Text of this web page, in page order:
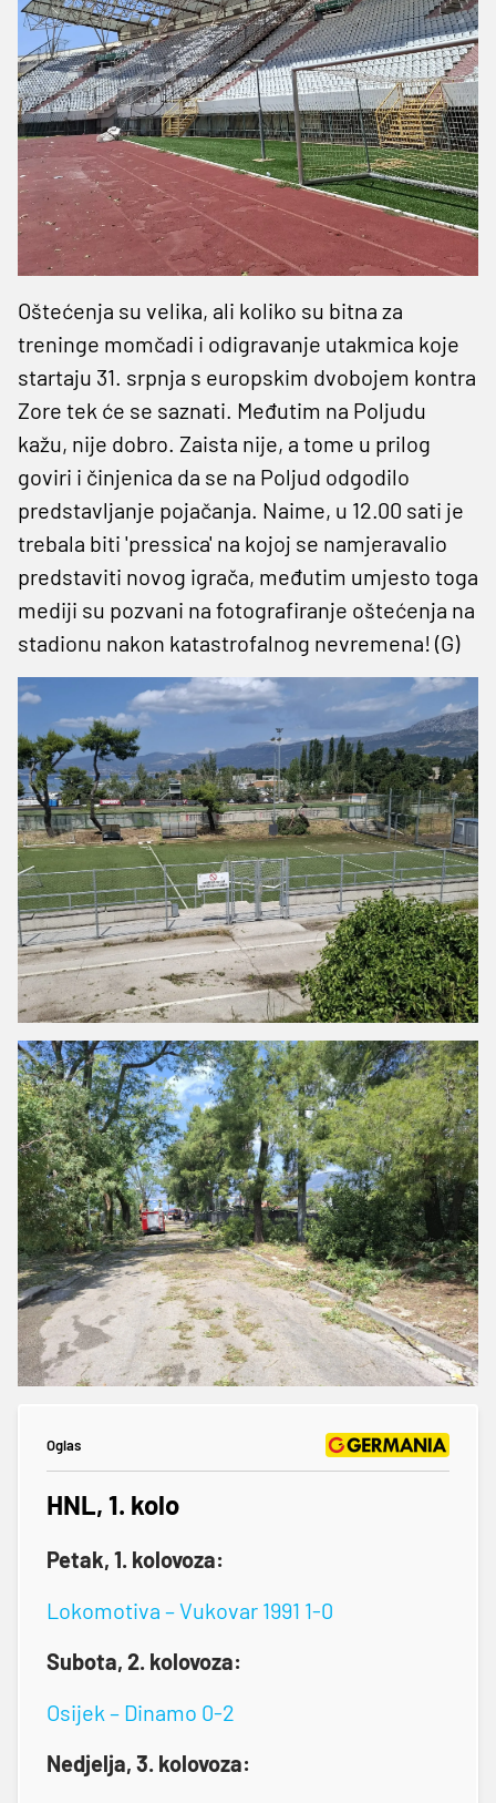
Oštećenja su velika, ali koliko su bitna za
treninge momčadi i odigravanje utakmica koje
startaju 31. srpnja s europskim dvobojem kontra
Zore tek će se saznati. Međutim na Poljudu
kažu, nije dobro. Zaista nije, a tome u prilog
goviri i činjenica da se na Poljud odgodilo
predstavljanje pojačanja. Naime, u 12.00 sati je
trebala biti 'pressica' na kojoj se namjeravalio
predstaviti novog igrača, međutim umjesto toga
mediji su pozvani na fotografiranje oštećenja na
stadionu nakon katastrofalnog nevremena! (G)
Oglas
HNL, 1. kolo
Petak, 1. kolovoza:
Lokomotiva – Vukovar 1991 1-0
Subota, 2. kolovoza:
Osijek – Dinamo 0-2
Nedjelja, 3. kolovoza: